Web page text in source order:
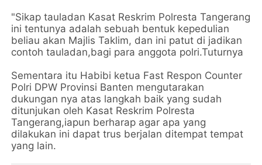
"Sikap tauladan Kasat Reskrim Polresta Tangerang
ini tentunya adalah sebuah bentuk kepedulian
beliau akan Majlis Taklim, dan ini patut di jadikan
contoh tauladan,bagi para anggota polri.Tuturnya
Sementara itu Habibi ketua Fast Respon Counter
Polri DPW Provinsi Banten mengutarakan
dukungan nya atas langkah baik yang sudah
ditunjukan oleh Kasat Reskrim Polresta
Tangerang,iapun berharap agar apa yang
dilakukan ini dapat trus berjalan ditempat tempat
yang lain.